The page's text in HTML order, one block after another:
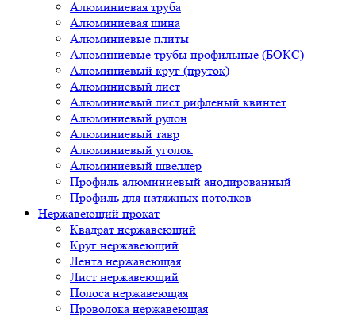
Алюминиевая труба
Алюминиевая шина
Алюминиевые плиты
Алюминиевые трубы профильные (БОКС)
Алюминиевый круг (пруток)
Алюминиевый лист
Алюминиевый лист рифленый квинтет
Алюминиевый рулон
Алюминиевый тавр
Алюминиевый уголок
Алюминиевый швеллер
Профиль алюминиевый анодированный
Профиль для натяжных потолков
Нержавеющий прокат
Квадрат нержавеющий
Круг нержавеющий
Лента нержавеющая
Лист нержавеющий
Полоса нержавеющая
Проволока нержавеющая